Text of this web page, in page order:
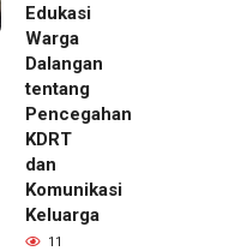
Edukasi
Warga
Dalangan
tentang
Pencegahan
KDRT
dan
Komunikasi
Keluarga
11